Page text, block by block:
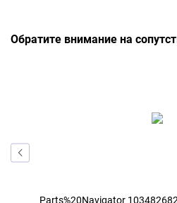
Обратите внимание на
Parts%20Navigator